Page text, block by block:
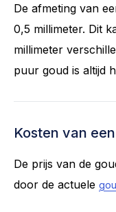
De afmeting van
0,5 millimeter. Dit
millimeter
puur goud is altijd
Kosten van
De prijs van de
door de actuele